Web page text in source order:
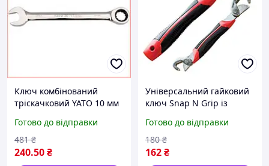
Ключ комбінований
тріскачковий YATO 10 мм
відскоку 72 зуби для
роботи в обмеженому
просторі
Готово до відправки
240.50₴
481 ₴
Універсальний гайковий
ключ Snap N Grip із
гайок усіх розмірів
Готово до відправки
162₴
180 ₴